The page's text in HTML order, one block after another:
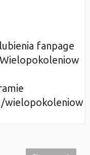
fanpage
wielopokoleniow